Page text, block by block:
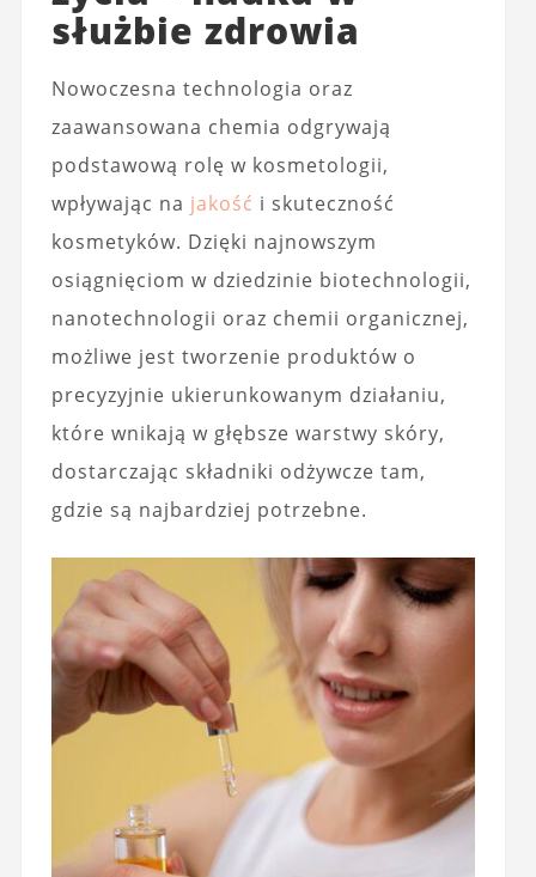
służbie zdrowia
Nowoczesna technologia oraz
zaawansowana chemia odgrywają
podstawową rolę w kosmetologii,
wpływając na jakość i skuteczność
kosmetyków. Dzięki najnowszym
osiągnięciom w dziedzinie biotechnologii,
nanotechnologii oraz chemii organicznej,
możliwe jest tworzenie produktów o
precyzyjnie ukierunkowanym działaniu,
które wnikają w głębsze warstwy skóry,
dostarczając składniki odżywcze tam,
gdzie są najbardziej potrzebne.